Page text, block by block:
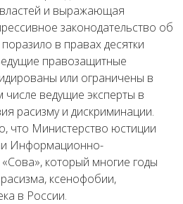
и выражающая
законодательство об
в правах десятки
правозащитные
или ограничены в
числе ведущие эксперты в
расизму и дискриминации.
что Министерство юстиции
Информационно-
который многие годы
ксенофобии,
в России.